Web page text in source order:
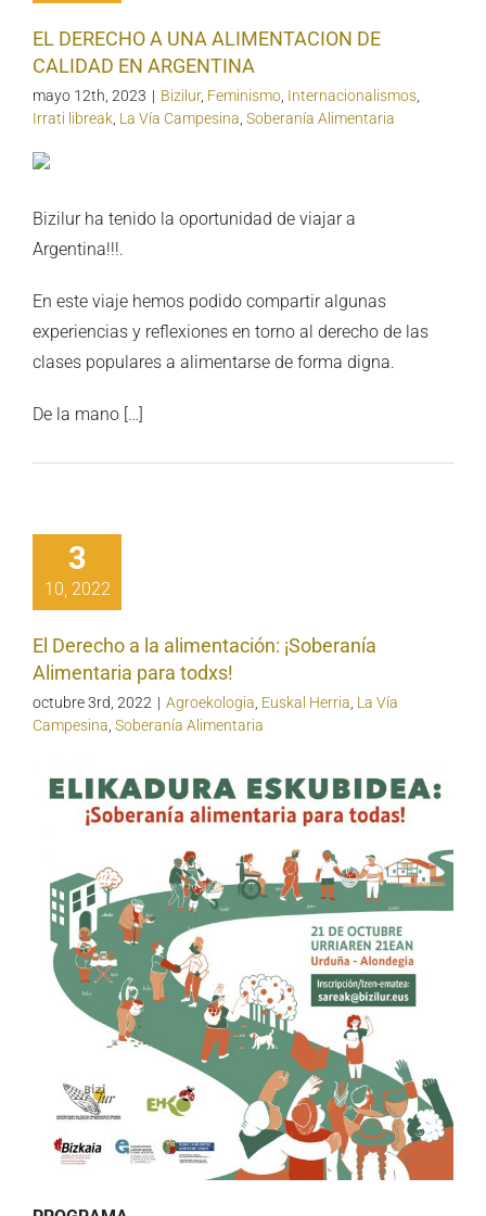
EL DERECHO A UNA ALIMENTACION DE
CALIDAD EN ARGENTINA
mayo 12th, 2023 | Bizilur, Feminismo Internacionalismos
Irrati libreak La Vía Campesina Soberanía Alimentaria
Bizilur ha tenido la oportunidad de viajar a
Argentina!!!.
En este viaje hemos podido compartir algunas
experiencias y reflexiones en torno al derecho de las
clases populares a alimentarse de forma digna.
De la mano […]
3
10, 2022
El Derecho a la alimentación: ¡Soberanía
Alimentaria para todxs!
octubre 3rd, 2022 | Agroekologia Euskal Herria La Vía
Campesina Soberanía Alimentaria